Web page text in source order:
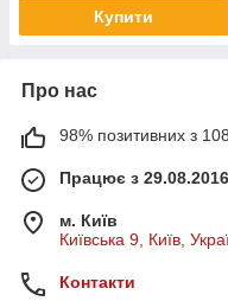
Купити
Про нас
98% позитивних з 108
Працює з 29.08.2016
м. Київ
Київська 9, Київ,
Контакти